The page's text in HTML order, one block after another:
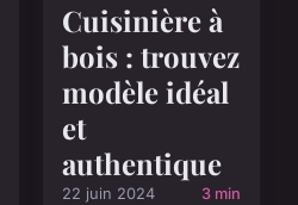
Cuisinière à
bois : trouvez
modèle idéal
et
authentique
22 juin 2024 3 min